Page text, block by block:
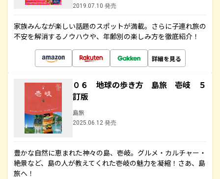
2019.07.10 発売
家族みんなが楽しい話題のスポットが満載。さらに子連れ旅の
不安を解消するノウハウや、年齢別の楽しみ方を徹底紹介！
詳細を見る
０６ 地球の歩き方 島旅 壱岐 ５
訂版
島旅
2025.06.12 発売
豊かな自然に恵まれた神々の島、壱岐。グルメ・カルチャー・
絶景など、島の人が教えてくれた壱岐の魅力を凝縮！さあ、島
旅へ！